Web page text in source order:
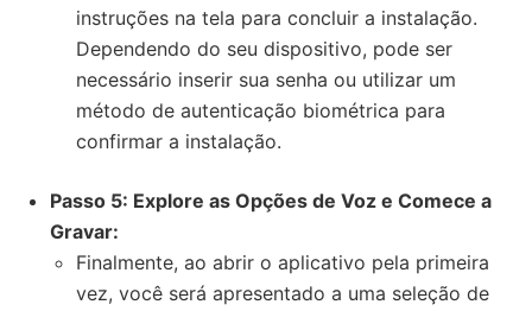
instruções na tela para concluir a instalação.
Dependendo do seu dispositivo, pode ser
necessário inserir sua senha ou utilizar um
método de autenticação biométrica para
confirmar a instalação.
Passo 5: Explore as Opções de Voz e Comece a
Gravar:
Finalmente, ao abrir o aplicativo pela primeira
vez, você será apresentado a uma seleção de